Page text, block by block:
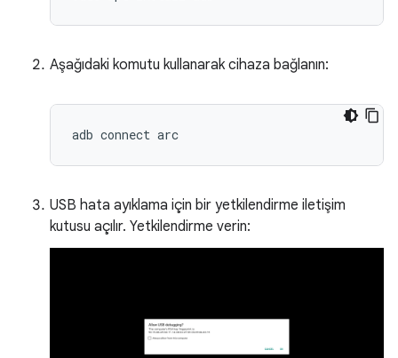
Aşağıdaki komutu kullanarak cihaza bağlanın:
USB hata ayıklama için bir yetkilendirme iletişim
kutusu açılır. Yetkilendirme verin: